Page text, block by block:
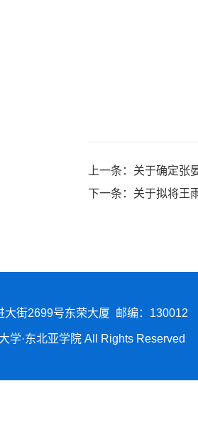
上一条： 关于确定张
下一条： 关于拟将王
大街2699号东荣大厦 邮编：130012
学·东北亚学院 All Rights Reserved